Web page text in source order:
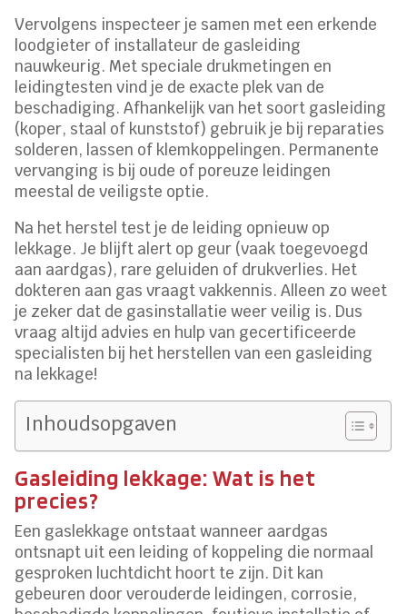
Vervolgens inspecteer je samen met een erkende
loodgieter of installateur de gasleiding
nauwkeurig. Met speciale drukmetingen en
leidingtesten vind je de exacte plek van de
beschadiging. Afhankelijk van het soort gasleiding
(koper, staal of kunststof) gebruik je bij reparaties
solderen, lassen of klemkoppelingen. Permanente
vervanging is bij oude of poreuze leidingen
meestal de veiligste optie.
Na het herstel test je de leiding opnieuw op
lekkage. Je blijft alert op geur (vaak toegevoegd
aan aardgas), rare geluiden of drukverlies. Het
dokteren aan gas vraagt vakkennis. Alleen zo weet
je zeker dat de gasinstallatie weer veilig is. Dus
vraag altijd advies en hulp van gecertificeerde
specialisten bij het herstellen van een gasleiding
na lekkage!
Inhoudsopgaven
Gasleiding lekkage: Wat is het
precies?
Een gaslekkage ontstaat wanneer aardgas
ontsnapt uit een leiding of koppeling die normaal
gesproken luchtdicht hoort te zijn. Dit kan
gebeuren door verouderde leidingen, corrosie,